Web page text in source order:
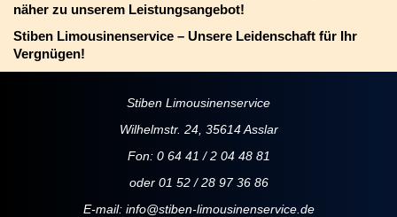
näher zu unserem Leistungsangebot!
Stiben Limousinenservice – Unsere Leidenschaft für Ihr
Vergnügen!
Stiben Limousinenservice
Wilhelmstr. 24, 35614 Asslar
Fon: 0 64 41 / 2 04 48 81
oder 01 52 / 28 97 36 86
E-mail: info@stiben-limousinenservice.de